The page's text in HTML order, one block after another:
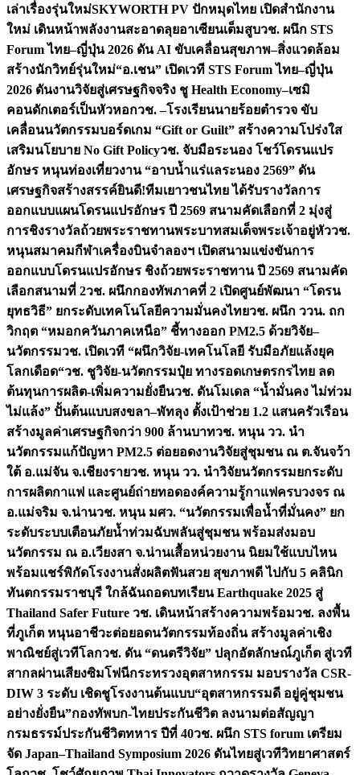
เล่าเรื่องรุ่นใหม่SKYWORTH PV ปักหมุดไทย เปิดสำนักงาน
ใหม่ เดินหน้าพลังงานสะอาดลุยอาเซียนเต็มสูบวช. ผนึก STS
Forum ไทย–ญี่ปุ่น 2026 ดัน AI ขับเคลื่อนสุขภาพ–สิ่งแวดล้อม
สร้างนักวิทย์รุ่นใหม่“อ.เชน” เปิดเวที STS Forum ไทย–ญี่ปุ่น
2026 ดันงานวิจัยสู่เศรษฐกิจจริง ชู Health Economy–เซมิ
คอนดักเตอร์เป็นหัวหอกวช. –โรงเรียนนายร้อยตำรวจ ขับ
เคลื่อนนวัตกรรมบอร์ดเกม “Gift or Guilt” สร้างความโปร่งใส
เสริมนโยบาย No Gift Policyวช. จับมือระนอง โชว์โดรนแปร
อักษร หนุนท่องเที่ยวงาน “อาบน้ำแร่แลระนอง 2569” ดัน
เศรษฐกิจสร้างสรรค์ยินดี!ทีมเยาวชนไทย ได้รับรางวัลการ
ออกแบบแผนโดรนแปรอักษร ปี 2569 สนามคัดเลือกที่ 2 มุ่งสู่
การชิงรางวัลถ้วยพระราชทานพระบาทสมเด็จพระเจ้าอยู่หัววช.
หนุนสมาคมกีฬาเครื่องบินจำลองฯ เปิดสนามแข่งขันการ
ออกแบบโดรนแปรอักษร ชิงถ้วยพระราชทาน ปี 2569 สนามคัด
เลือกสนามที่ 2วช. ผนึกกองทัพภาคที่ 2 เปิดศูนย์พัฒนา “โดรน
ยุทธวิธี” ยกระดับเทคโนโลยีความมั่นคงไทยวช. ผนึก ววน. ถก
วิกฤต “หมอกควันภาคเหนือ” ชี้ทางออก PM2.5 ด้วยวิจัย–
นวัตกรรมวช. เปิดเวที “ผนึกวิจัย-เทคโนโลยี รับมือภัยแล้งยุค
โลกเดือด“วช. ชูวิจัย-นวัตกรรมปุ๋ย ทางรอดเกษตรกรไทย ลด
ต้นทุนการผลิต-เพิ่มความยั่งยืนวช. ดันโมเดล “น้ำมั่นคง ไม่ท่วม
ไม่แล้ง” ปั้นต้นแบบสงขลา–พัทลุง ตั้งเป้าช่วย 1.2 แสนครัวเรือน
สร้างมูลค่าเศรษฐกิจกว่า 900 ล้านบาทวช. หนุน วว. นำ
นวัตกรรมแก้ปัญหา PM2.5 ต่อยอดงานวิจัยสู่ชุมชน ณ ต.จันจว้า
ใต้ อ.แม่จัน จ.เชียงรายวช. หนุน วว. นำวิจัยนวัตกรรมยกระดับ
การผลิตกาแฟ และศูนย์ถ่ายทอดองค์ความรู้กาแฟครบวงจร ณ
อ.แม่จริม จ.น่านวช. หนุน มศว. “นวัตกรรมเพื่อน้ำที่มั่นคง” ยก
ระดับระบบเตือนภัยน้ำท่วมฉับพลันสู่ชุมชน พร้อมส่งมอบ
นวัตกรรม ณ อ.เวียงสา จ.น่านเสื้อหน่วยงาน นิยมใช้แบบไหน
พร้อมแชร์พิกัดโรงงานสั่งผลิตฟันสวย สุขภาพดี ไปกับ 5 คลินิก
ทันตกรรมราชบุรี ใกล้ฉันถอดบทเรียน Earthquake 2025 สู่
Thailand Safer Future วช. เดินหน้าสร้างความพร้อมวช. ลงพื้น
ที่ภูเก็ต หนุนอาชีวะต่อยอดนวัตกรรมท้องถิ่น สร้างมูลค่าเชิง
พาณิชย์สู่เวทีโลกวช. ดัน “ดนตรีวิจัย” ปลุกอัตลักษณ์ภูเก็ต สู่เวที
สากลผ่านเสียงซิมโฟนีกระทรวงอุตสาหกรรม มอบรางวัล CSR-
DIW 3 ระดับ เชิดชูโรงงานต้นแบบ“อุตสาหกรรมดี อยู่คู่ชุมชน
อย่างยั่งยืน”กองทัพบก-ไทยประกันชีวิต ลงนามต่อสัญญา
กรมธรรม์ประกันชีวิตทหาร ปีที่ 40วช. ผนึก STS forum เตรียม
จัด Japan–Thailand Symposium 2026 ดันไทยสู่เวทีวิทยาศาสตร์